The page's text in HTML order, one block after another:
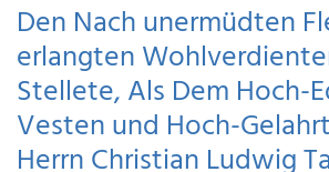
Den Nach unermüdten
erlangten
Stellete, Als Dem Hoch-
Vesten und Hoch-
Herrn Christian Ludwig